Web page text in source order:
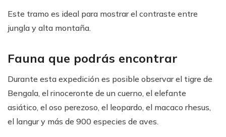
Este tramo es ideal para mostrar el contraste entre
jungla y alta montaña.
Fauna que podrás encontrar
Durante esta expedición es posible observar el tigre de
Bengala, el rinoceronte de un cuerno, el elefante
asiático, el oso perezoso, el leopardo, el macaco rhesus,
el langur y más de 900 especies de aves.